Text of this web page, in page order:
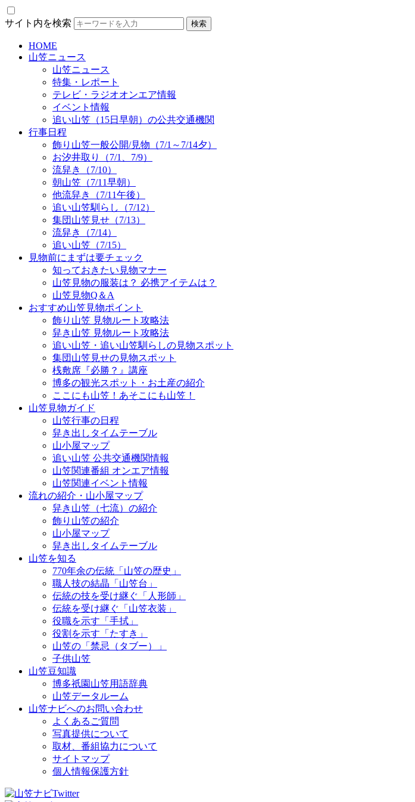
サイト内を検索
HOME
山笠ニュース
山笠ニュース
特集・レポート
テレビ・ラジオオンエア情報
イベント情報
追い山笠（15日早朝）の公共交通機関
行事日程
飾り山笠一般公開/見物（7/1～7/14夕）
お汐井取り（7/1、7/9）
流舁き（7/10）
朝山笠（7/11早朝）
他流舁き（7/11午後）
追い山笠馴らし（7/12）
集団山笠見せ（7/13）
流舁き（7/14）
追い山笠（7/15）
見物前にまずは要チェック
知っておきたい見物マナー
山笠見物の服装は？ 必携アイテムは？
山笠見物Q＆A
おすすめ山笠見物ポイント
飾り山笠 見物ルート攻略法
舁き山笠 見物ルート攻略法
追い山笠・追い山笠馴らしの見物スポット
集団山笠見せの見物スポット
桟敷席『必勝？』講座
博多の観光スポット・お土産の紹介
ここにも山笠！あそこにも山笠！
山笠見物ガイド
山笠行事の日程
舁き出しタイムテーブル
山小屋マップ
追い山笠 公共交通機関情報
山笠関連番組 オンエア情報
山笠関連イベント情報
流れの紹介・山小屋マップ
舁き山笠（七流）の紹介
飾り山笠の紹介
山小屋マップ
舁き出しタイムテーブル
山笠を知る
770年余の伝統「山笠の歴史」
職人技の結晶「山笠台」
伝統の技を受け継ぐ「人形師」
伝統を受け継ぐ「山笠衣装」
役職を示す「手拭」
役割を示す「たすき」
山笠の「禁忌（タブー）」
子供山笠
山笠豆知識
博多祇園山笠用語辞典
山笠データルーム
山笠ナビへのお問い合わせ
よくあるご質問
写真提供について
取材、番組協力について
サイトマップ
個人情報保護方針